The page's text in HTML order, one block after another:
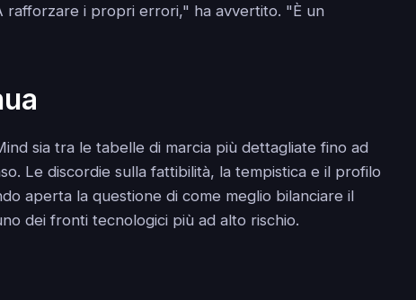
rafforzare i propri errori," ha avvertito. "È un
sia tra le tabelle di marcia più dettagliate fino ad
Le discordie sulla fattibilità, la tempistica e il profilo
aperta la questione di come meglio bilanciare il
dei fronti tecnologici più ad alto rischio.